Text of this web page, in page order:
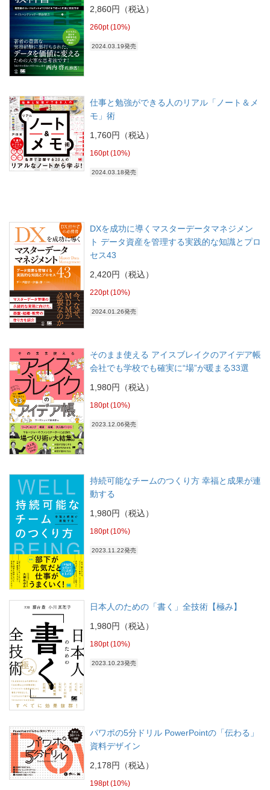
2,860円（税込）
260pt (10%)
2024.03.19発売
仕事と勉強ができる人のリアル「ノート＆メ
モ」術
1,760円（税込）
160pt (10%)
2024.03.18発売
DXを成功に導くマスターデータマネジメン
ト データ資産を管理する実践的な知識とプロ
セス43
2,420円（税込）
220pt (10%)
2024.01.26発売
そのまま使える アイスブレイクのアイデア帳
会社でも学校でも確実に“場”が暖まる33選
1,980円（税込）
180pt (10%)
2023.12.06発売
持続可能なチームのつくり方 幸福と成果が連
動する
1,980円（税込）
180pt (10%)
2023.11.22発売
日本人のための「書く」全技術【極み】
1,980円（税込）
180pt (10%)
2023.10.23発売
パワポの5分ドリル PowerPointの「伝わる」
資料デザイン
2,178円（税込）
198pt (10%)